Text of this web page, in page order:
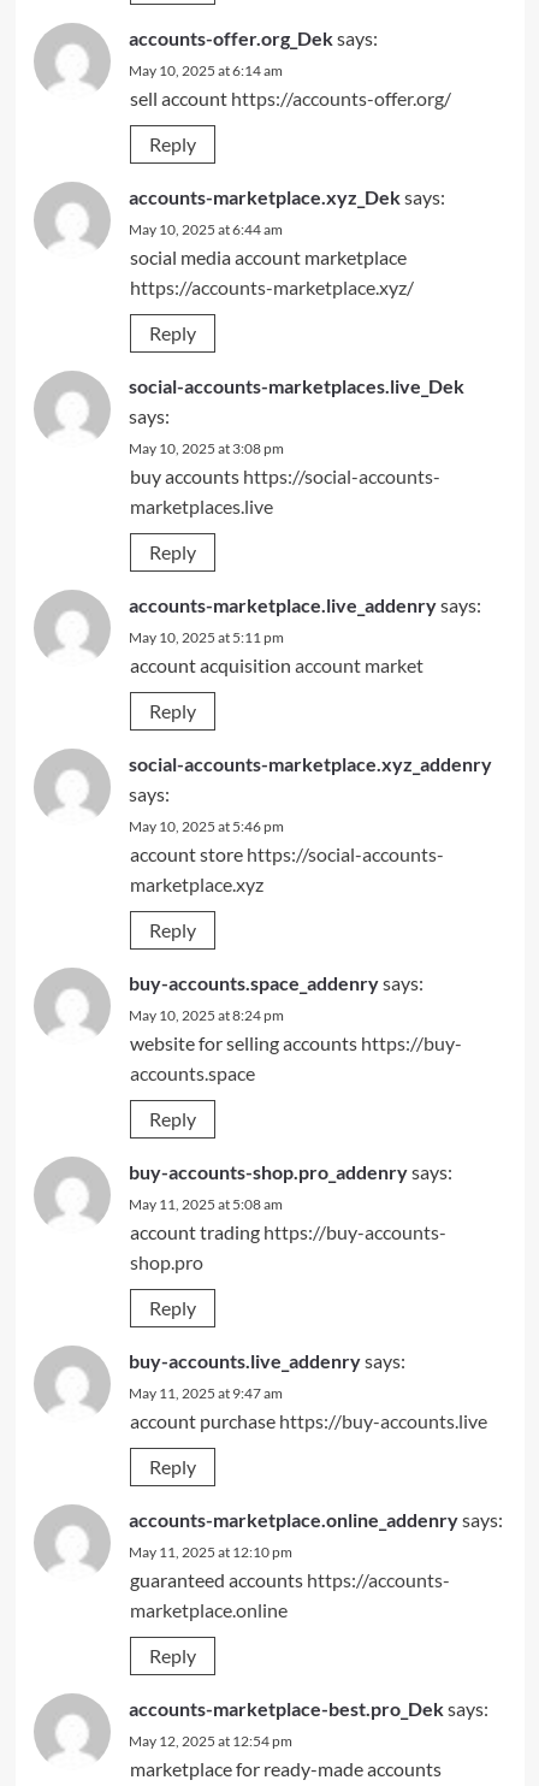
accounts-offer.org_Deksays:
May 10, 2025 at 6:14 am
sell account https://accounts-offer.org/
Reply
accounts-marketplace.xyz_Deksays:
May 10, 2025 at 6:44 am
social media account marketplace
https://accounts-marketplace.xyz/
Reply
social-accounts-marketplaces.live_Dek
says:
May 10, 2025 at 3:08 pm
buy accounts https://social-accounts-
marketplaces.live
Reply
accounts-marketplace.live_addenrysays:
May 10, 2025 at 5:11 pm
account acquisition account market
Reply
social-accounts-marketplace.xyz_addenry
says:
May 10, 2025 at 5:46 pm
account store https://social-accounts-
marketplace.xyz
Reply
buy-accounts.space_addenrysays:
May 10, 2025 at 8:24 pm
website for selling accounts https://buy-
accounts.space
Reply
buy-accounts-shop.pro_addenrysays:
May 11, 2025 at 5:08 am
account trading https://buy-accounts-
shop.pro
Reply
buy-accounts.live_addenrysays:
May 11, 2025 at 9:47 am
account purchase https://buy-accounts.live
Reply
accounts-marketplace.online_addenrysays:
May 11, 2025 at 12:10 pm
guaranteed accounts https://accounts-
marketplace.online
Reply
accounts-marketplace-best.pro_Deksays:
May 12, 2025 at 12:54 pm
marketplace for ready-made accounts